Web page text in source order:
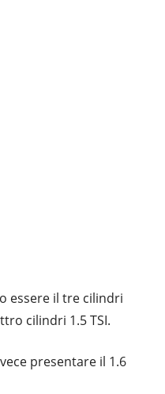
essere il tre cilindri
cilindri 1.5 TSI.
presentare il 1.6